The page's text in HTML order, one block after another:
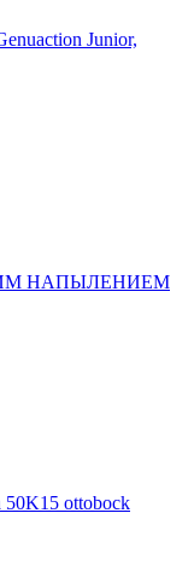
Junior,
НАПЫЛЕНИЕМ
50K15 ottobock